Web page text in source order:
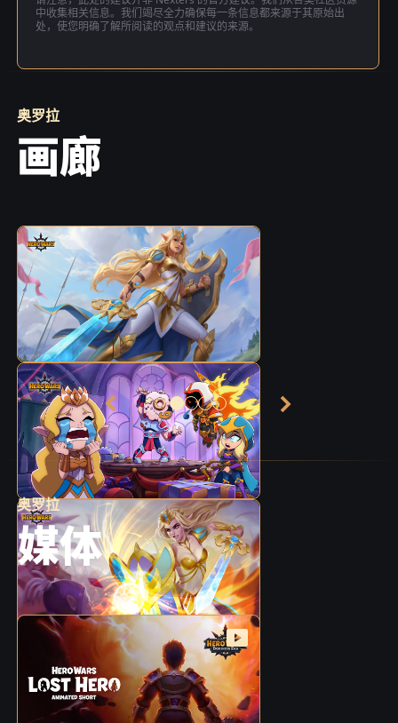
中收集相关信息。我们竭尽全力确保每一条信息都来源于其原始出
处，使您明确了解所阅读的观点和建议的来源。
奥罗拉
画廊
奥罗拉
媒体